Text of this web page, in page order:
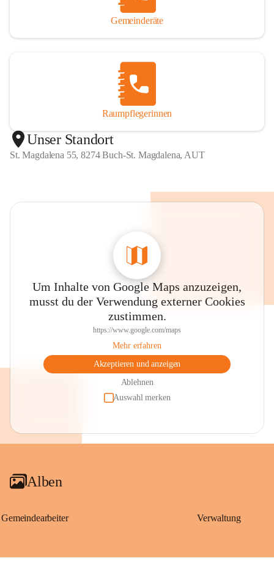
Gemeinderäte
Raumpflegerinnen
Unser Standort
St. Magdalena 55, 8274 Buch-St. Magdalena, AUT
Um Inhalte von Google Maps anzuzeigen,
musst du der Verwendung externer Cookies
zustimmen.
https://www.google.com/maps
Mehr erfahren
Akzeptieren und anzeigen
Ablehnen
Auswahl merken
Alben
Gemeindearbeiter Verwaltung